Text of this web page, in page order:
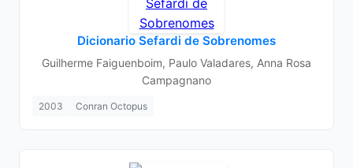
Dicionario Sefardi de Sobrenomes
Guilherme Faiguenboim, Paulo Valadares, Anna Rosa
Campagnano
2003 Conran Octopus